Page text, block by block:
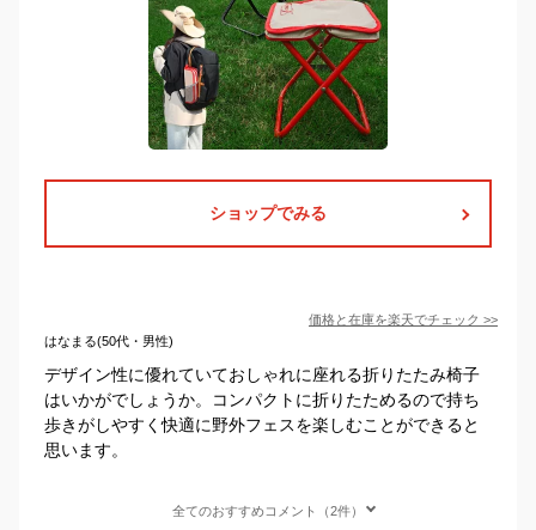
ショップでみる
価格と在庫を楽天でチェック >>
はなまる(50代・男性)
デザイン性に優れていておしゃれに座れる折りたたみ椅子
はいかがでしょうか。コンパクトに折りたためるので持ち
歩きがしやすく快適に野外フェスを楽しむことができると
思います。
全てのおすすめコメント（2件）